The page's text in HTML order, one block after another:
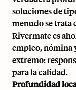
soluciones de
menudo se trata
Rivermate es
empleo, nómina
extremo:
para la calidad.
Profundidad